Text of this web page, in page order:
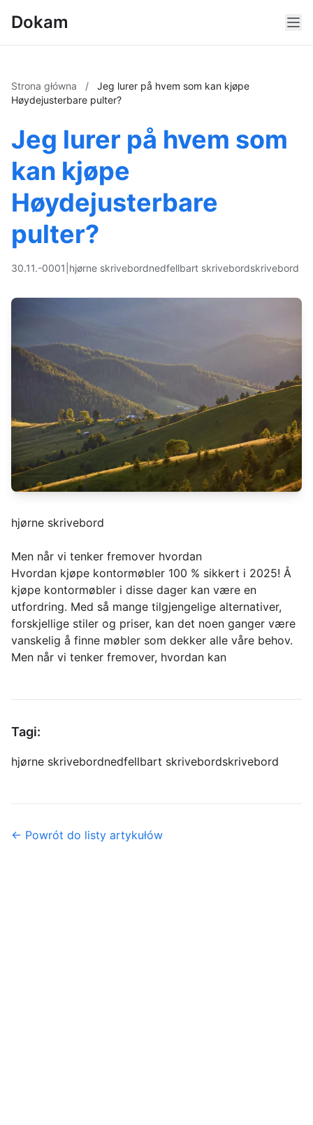
Dokam
Strona główna /
Jeg lurer på hvem som kan kjøpe
Høydejusterbare pulter?
Jeg lurer på hvem som
kan kjøpe
Høydejusterbare
pulter?
30.11.-0001 hjørne skrivebordnedfellbart skrivebordskrivebord
hjørne skrivebord
Men når vi tenker fremover hvordan
Hvordan kjøpe kontormøbler 100 % sikkert i 2025! Å
kjøpe kontormøbler i disse dager kan være en
utfordring. Med så mange tilgjengelige alternativer,
forskjellige stiler og priser, kan det noen ganger være
vanskelig å finne møbler som dekker alle våre behov.
Men når vi tenker fremover, hvordan kan
Tagi:
hjørne skrivebordnedfellbart skrivebordskrivebord
← Powrót do listy artykułów